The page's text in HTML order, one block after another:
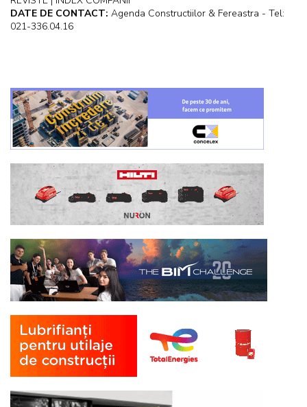
DATE DE CONTACT: Agenda Constructiilor & Fereastra - Tel:
021-336.04.16